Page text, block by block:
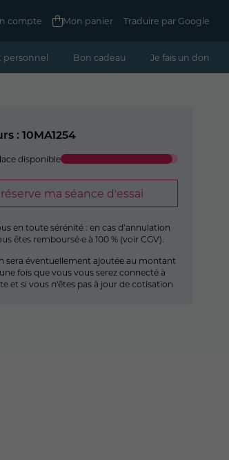
compte Mon panier Traduire par Google
personnel Bon cadeau Je fais un don
: 10MA1254
disponible
ma séance d'essai
en toute sérénité : en cas d’annulation
êtes remboursé·e à 100 % (voir CGV).
sera éventuellement ajoutée au montant
fois que vous vous serez connecté à
et si vous n'êtes pas à jour de cotisation